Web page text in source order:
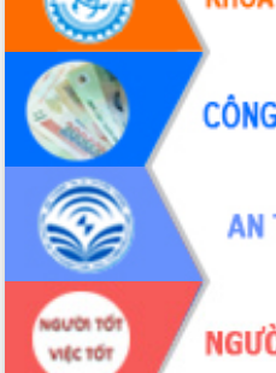
Tập huấn nâng cao năng lực triển khai
chuyển đổi số cho cán bộ, công chức
cấp xã
Đắk Lắk phát động hưởng ứng Ngày
Quyền của người tiêu dùng Việt Nam
2026
Đẩy mạnh cải cách hành chính, quyết
tâm đạt được mục tiêu tăng trưởng
hai con số trong năm 2026
Tổ chức trang trọng Lễ hội Đền thờ
Lương Văn Chánh năm 2026
Phó Bí thư Tỉnh ủy Đắk Lắk Đỗ Hữu
Huy giữ chức Bí thư Đảng ủy Ủy Ban
Nhân dân tỉnh